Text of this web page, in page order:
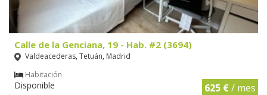
Calle de la Genciana, 19 - Hab. #2 (3694)
Valdeacederas, Tetuán, Madrid
Habitación
Disponible 625 €/ mes